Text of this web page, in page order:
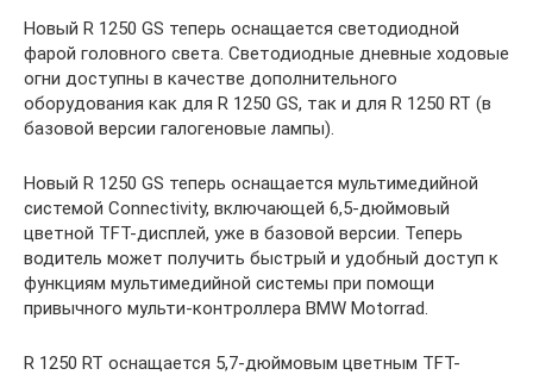
Новый R 1250 GS теперь оснащается светодиодной
фарой головного света. Светодиодные дневные ходовые
огни доступны в качестве дополнительного
оборудования как для R 1250 GS, так и для R 1250 RT (в
базовой версии галогеновые лампы).
Новый R 1250 GS теперь оснащается мультимедийной
системой Connectivity, включающей 6,5-дюймовый
цветной TFT-дисплей, уже в базовой версии. Теперь
водитель может получить быстрый и удобный доступ к
функциям мультимедийной системы при помощи
привычного мульти-контроллера BMW Motorrad.
R 1250 RT оснащается 5,7-дюймовым цветным TFT-